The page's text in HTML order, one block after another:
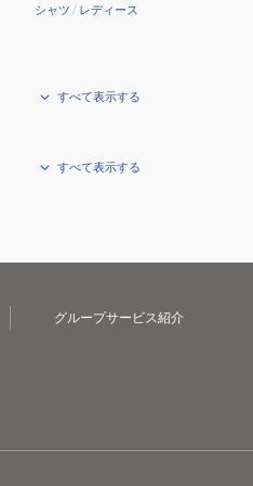
シャツ / レディース
すべて表示する
すべて表示する
グループサービス紹介